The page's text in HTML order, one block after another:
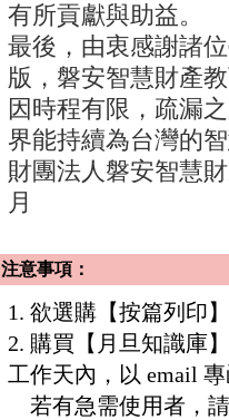
有所貢獻與助益。
最後，由衷感謝諸
版，磐安智慧財產
因時程有限，疏漏
界能持續為台灣的
財團法人磐安智慧
月
注意事項：
1. 欲選購【按篇列印
2. 購買【月旦知識庫
工作天內，以 email
若有急需使用者，請